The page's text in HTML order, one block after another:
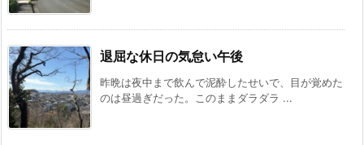
退屈な休日の気怠い午後
昨晩は夜中まで飲んで泥酔したせいで、目が覚めた
のは昼過ぎだった。このままダラダラ ...